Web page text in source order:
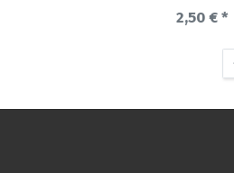
2,50 € *